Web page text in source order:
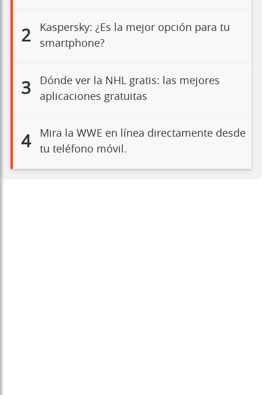
2
Kaspersky: ¿Es la mejor opción para tu
smartphone?
3
Dónde ver la NHL gratis: las mejores
aplicaciones gratuitas
4
Mira la WWE en línea directamente desde
tu teléfono móvil.